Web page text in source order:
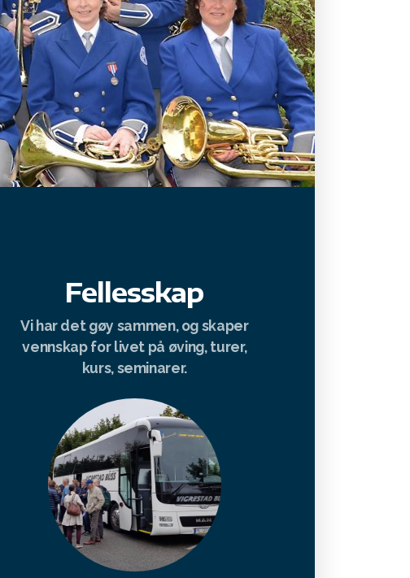
Fellesskap
Vi har det gøy sammen, og skaper
vennskap for livet på øving, turer,
kurs, seminarer.